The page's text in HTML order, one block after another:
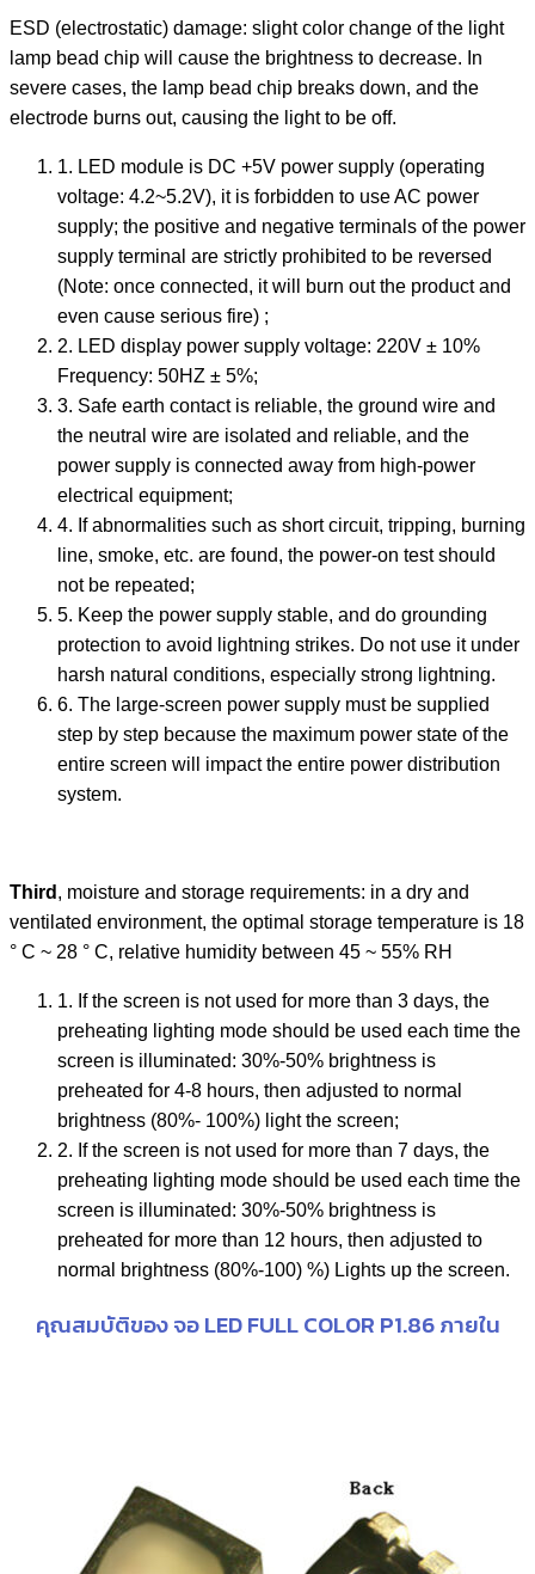
ESD (electrostatic) damage: slight color change of the light
lamp bead chip will cause the brightness to decrease. In
severe cases, the lamp bead chip breaks down, and the
electrode burns out, causing the light to be off.
1. LED module is DC +5V power supply (operating
voltage: 4.2~5.2V), it is forbidden to use AC power
supply; the positive and negative terminals of the power
supply terminal are strictly prohibited to be reversed
(Note: once connected, it will burn out the product and
even cause serious fire) ;
2. LED display power supply voltage: 220V ± 10%
Frequency: 50HZ ± 5%;
3. Safe earth contact is reliable, the ground wire and
the neutral wire are isolated and reliable, and the
power supply is connected away from high-power
electrical equipment;
4. If abnormalities such as short circuit, tripping, burning
line, smoke, etc. are found, the power-on test should
not be repeated;
5. Keep the power supply stable, and do grounding
protection to avoid lightning strikes. Do not use it under
harsh natural conditions, especially strong lightning.
6. The large-screen power supply must be supplied
step by step because the maximum power state of the
entire screen will impact the entire power distribution
system.
Third , moisture and storage requirements: in a dry and
ventilated environment, the optimal storage temperature is 18
° C ~ 28 ° C, relative humidity between 45 ~ 55% RH
1. If the screen is not used for more than 3 days, the
preheating lighting mode should be used each time the
screen is illuminated: 30%-50% brightness is
preheated for 4-8 hours, then adjusted to normal
brightness (80%- 100%) light the screen;
2. If the screen is not used for more than 7 days, the
preheating lighting mode should be used each time the
screen is illuminated: 30%-50% brightness is
preheated for more than 12 hours, then adjusted to
normal brightness (80%-100) %) Lights up the screen.
คุณสมบัติของ จอ LED FULL COLOR P1.86 ภายใน